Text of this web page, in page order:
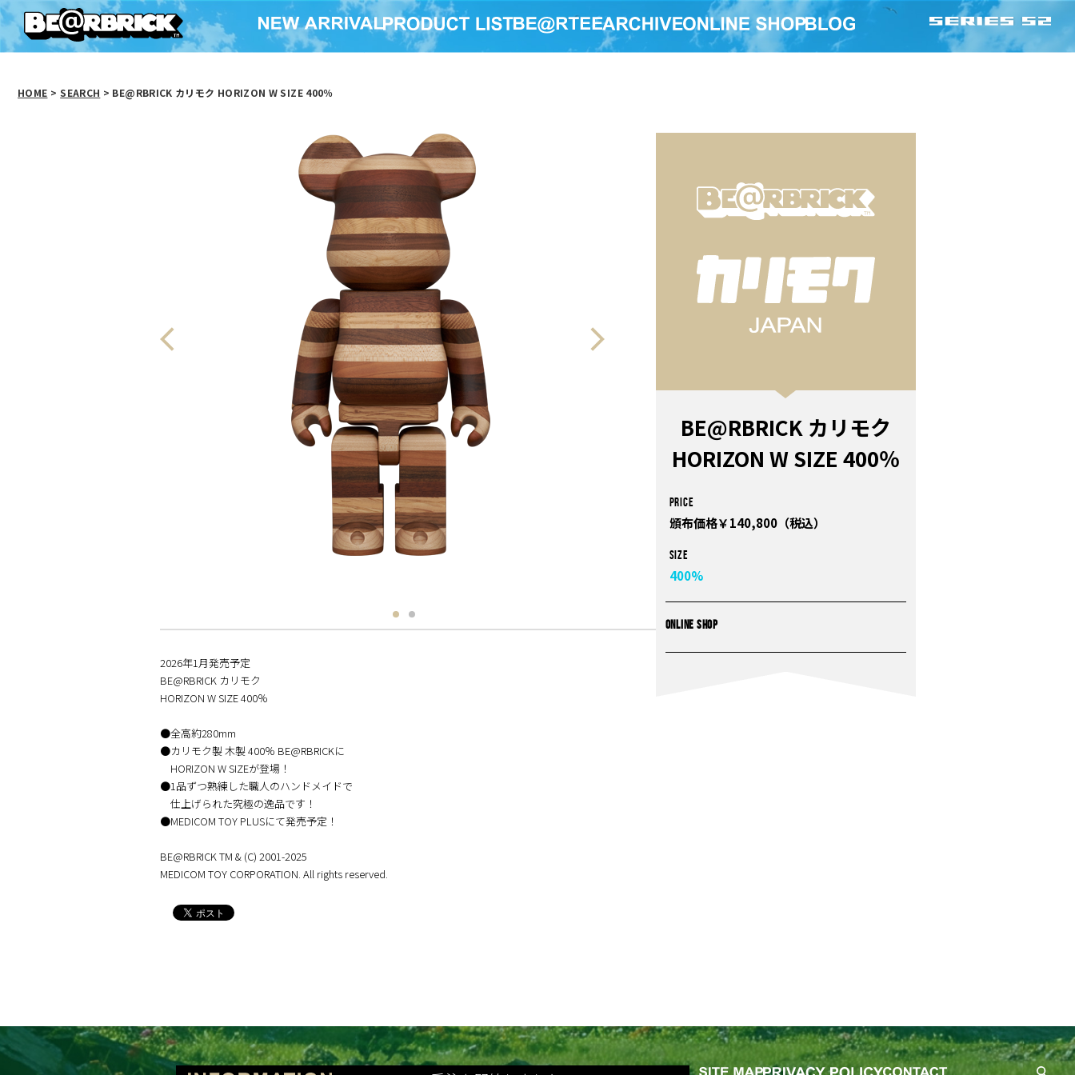
HOME > SEARCH > BE@RBRICK カリモク HORIZON W SIZE 400％
BE@RBRICK カリモク
HORIZON W SIZE 400％
PRICE
頒布価格￥140,800（税込）
Size
400%
ONLINE SHOP
2026年1月発売予定
BE@RBRICK カリモク
HORIZON W SIZE 400％
●全高約280mm
●カリモク製 木製 400％ BE@RBRICKに
HORIZON W SIZEが登場！
●1品ずつ熟練した職人のハンドメイドで
仕上げられた究極の逸品です！
●MEDICOM TOY PLUSにて発売予定！
BE@RBRICK TM & (C) 2001-2025
MEDICOM TOY CORPORATION. All rights reserved.